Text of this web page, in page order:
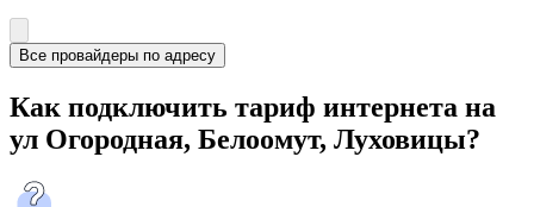
Все провайдеры по адресу
Как подключить тариф интернета на
ул Огородная, Белоомут, Луховицы?